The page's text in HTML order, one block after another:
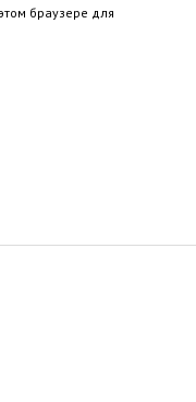
браузере для